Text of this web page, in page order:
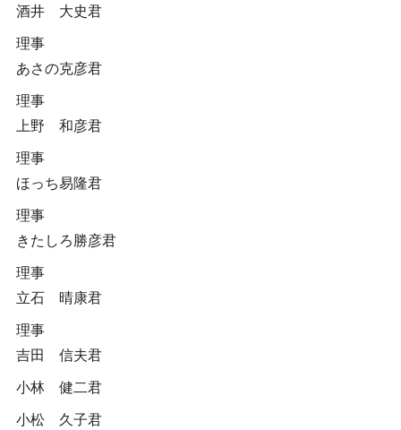
酒井 大史君
理事
あさの克彦君
理事
上野 和彦君
理事
ほっち易隆君
理事
きたしろ勝彦君
理事
立石 晴康君
理事
吉田 信夫君
小林 健二君
小松 久子君